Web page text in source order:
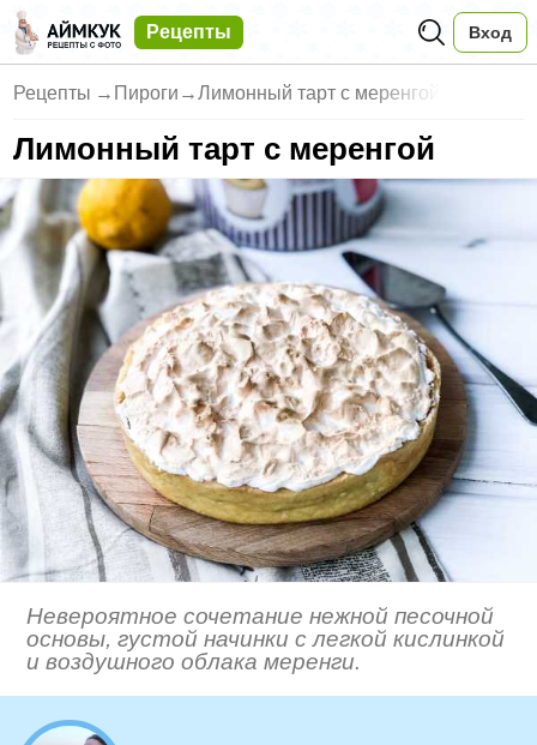
Рецепты Вход
Рецепты → Пироги →Лимонный тарт с меренгой
Лимонный тарт с меренгой
Невероятное сочетание нежной песочной
основы, густой начинки с легкой кислинкой
и воздушного облака меренги.